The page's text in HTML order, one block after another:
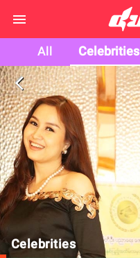
All Celebrities
arrow_back_ios
Celebrities